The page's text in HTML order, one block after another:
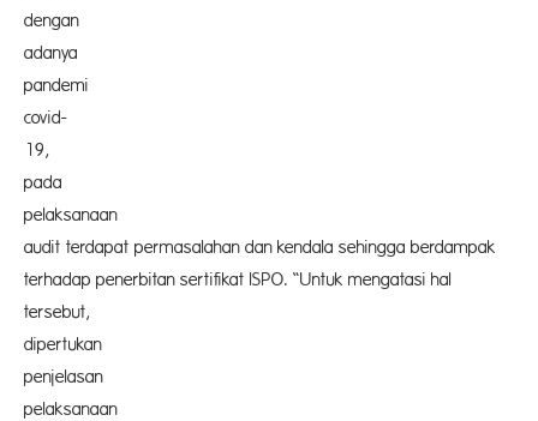
covid-
audit terdapat permasalahan dan kendala sehingga berdampak
terhadap penerbitan sertifikat ISPO. “Untuk mengatasi hal
tersebut,